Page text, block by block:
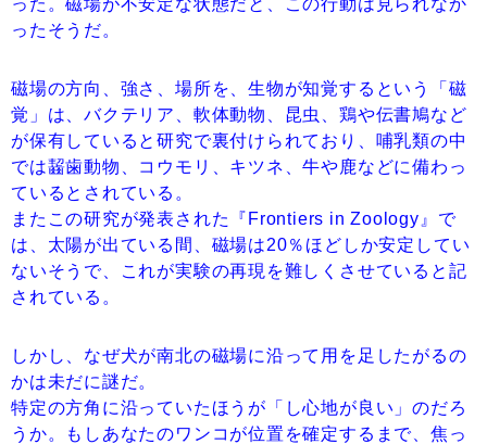
った。磁場が不安定な状態だと、この行動は見られなか
ったそうだ。
磁場の方向、強さ、場所を、生物が知覚するという「磁
覚」は、バクテリア、軟体動物、昆虫、鶏や伝書鳩など
が保有していると研究で裏付けられており、哺乳類の中
では齧歯動物、コウモリ、キツネ、牛や鹿などに備わっ
ているとされている。
またこの研究が発表された『Frontiers in Zoology』で
は、太陽が出ている間、磁場は20％ほどしか安定してい
ないそうで、これが実験の再現を難しくさせていると記
されている。
しかし、なぜ犬が南北の磁場に沿って用を足したがるの
かは未だに謎だ。
特定の方角に沿っていたほうが「し心地が良い」のだろ
うか。もしあなたのワンコが位置を確定するまで、焦っ